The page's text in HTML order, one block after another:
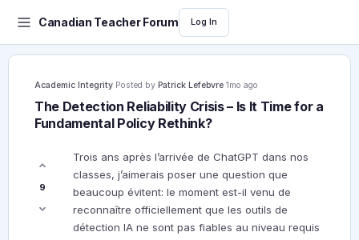
Canadian Teacher Forum Log In
Academic Integrity·Posted by Patrick Lefebvre·1mo ago
The Detection Reliability Crisis – Is It Time for a
Fundamental Policy Rethink?
9
Trois ans après l’arrivée de ChatGPT dans nos
classes, j’aimerais poser une question que
beaucoup évitent: le moment est-il venu de
reconnaître officiellement que les outils de
détection IA ne sont pas fiables au niveau requis